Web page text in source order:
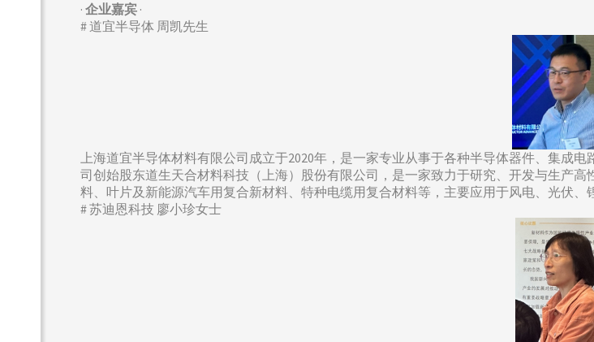
·企业嘉宾 ·
# 道宜半导体 周凯先生
上海道宜半导体材料有限公司成立于2020年，是一家专业从事于各种半导体器件、集成
司创始股东道生天合材料科技（上海）股份有限公司，是一家致力于研究、开发与生产
料、叶片及新能源汽车用复合新材料、特种电缆用复合材料等，主要应用于风电、光伏、
# 苏迪恩科技 廖小珍女士